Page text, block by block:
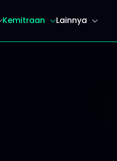
Kemitraan Lainnya